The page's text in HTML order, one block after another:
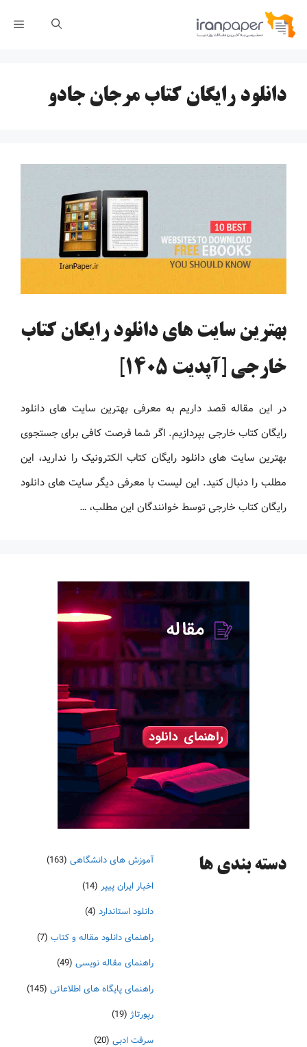
پرش
دانلود رایگان کتاب مرجان جادو
بهترین سایت های دانلود رایگان کتاب
خارجی [آپدیت 1405]
در این مقاله قصد داریم به معرفی بهترین سایت های دانلود
رایگان کتاب خارجی بپردازیم. اگر شما فرصت کافی برای جستجوی
بهترین سایت های دانلود رایگان کتاب الکترونیک را ندارید، این
مطلب را دنبال کنید. این لیست با معرفی دیگر سایت های دانلود
رایگان کتاب خارجی توسط خوانندگان این مطلب، …
دسته‌ بندی ها آموزش های دانشگاهی (163)
اخبار ایران پیپر (14)
دانلود استاندارد (4)
راهنمای دانلود مقاله و کتاب (7)
راهنمای مقاله نویسی (49)
راهنمای پایگاه های اطلاعاتی (145)
رپورتاژ (19)
سرقت ادبی (20)